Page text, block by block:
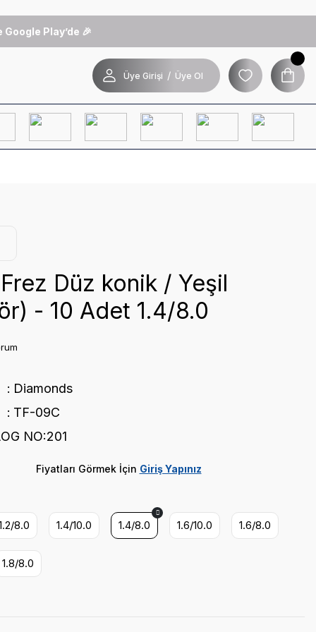
Play’de 🎉
Üye Girişi / Üye Ol
Düz konik / Yeşil
- 10 Adet 1.4/8.0
Diamonds
TF-09C
NO:201
Fiyatları Görmek İçin Giriş Yapınız
8.0 1.4/10.0 1.4/8.0 1.6/10.0 1.6/8.0
1.8/8.0